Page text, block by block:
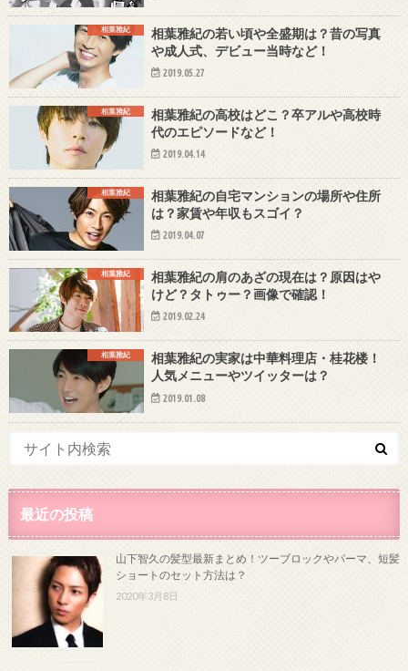
相葉雅紀
相葉雅紀の若い頃や全盛期は？昔の写真
や成人式、デビュー当時など！
2019.05.27
相葉雅紀
相葉雅紀の高校はどこ？卒アルや高校時
代のエピソードなど！
2019.04.14
相葉雅紀
相葉雅紀の自宅マンションの場所や住所
は？家賃や年収もスゴイ？
2019.04.07
相葉雅紀
相葉雅紀の肩のあざの現在は？原因はや
けど？タトゥー？画像で確認！
2019.02.24
相葉雅紀
相葉雅紀の実家は中華料理店・桂花楼！
人気メニューやツイッターは？
2019.01.08
最近の投稿
山下智久の髪型最新まとめ！ツーブロックやパーマ、短髪
ショートのセット方法は？
2020年3月8日